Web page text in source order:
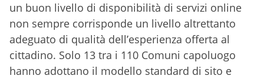
un buon livello di disponibilità di servizi online
non sempre corrisponde un livello altrettanto
adeguato di qualità dell’esperienza offerta al
cittadino. Solo 13 tra i 110 Comuni capoluogo
hanno adottano il modello standard di sito e